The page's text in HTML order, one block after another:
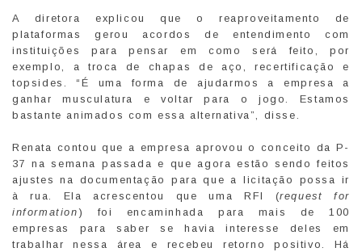
A diretora explicou que o reaproveitamento de
plataformas gerou acordos de entendimento com
instituições para pensar em como será feito, por
exemplo, a troca de chapas de aço, recertificação e
topsides. “É uma forma de ajudarmos a empresa a
ganhar musculatura e voltar para o jogo. Estamos
bastante animados com essa alternativa”, disse.
Renata contou que a empresa aprovou o conceito da P-
37 na semana passada e que agora estão sendo feitos
ajustes na documentação para que a licitação possa ir
à rua. Ela acrescentou que uma RFI (request for
information) foi encaminhada para mais de 100
empresas para saber se havia interesse deles em
trabalhar nessa área e recebeu retorno positivo. Há